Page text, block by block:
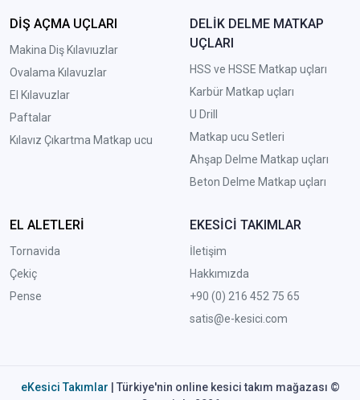
DİŞ AÇMA UÇLARI
Makina Diş Kılavıuzlar
Ovalama Kılavuzlar
El Kılavuzlar
Paftalar
Kılavız Çıkartma Matkap ucu
DELİK DELME MATKAP
UÇLARI
HSS ve HSSE Matkap uçları
Karbür Matkap uçları
U Drill
Matkap ucu Setleri
Ahşap Delme Matkap uçları
Beton Delme Matkap uçları
EL ALETLERİ
Tornavida
Çekiç
Pense
EKESİCİ TAKIMLAR
İletişim
Hakkımızda
+90 (0) 216 452 75 65
satis@e-kesici.com
eKesici Takımlar | Türkiye'nin online kesici takım mağazası ©